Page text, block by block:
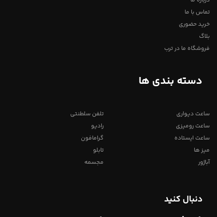
تماس با ما
خرید حضوری
بلاگ
فروشگاه ما در ترب
دسته بندی ها
ساعت دیواری
ساعت رومیزی
ساعت ایستاده
میز ها
آباژور
تلفن سلطنتی
رادیو
گرامافون
تابلو
مجسمه
دنبال کنید